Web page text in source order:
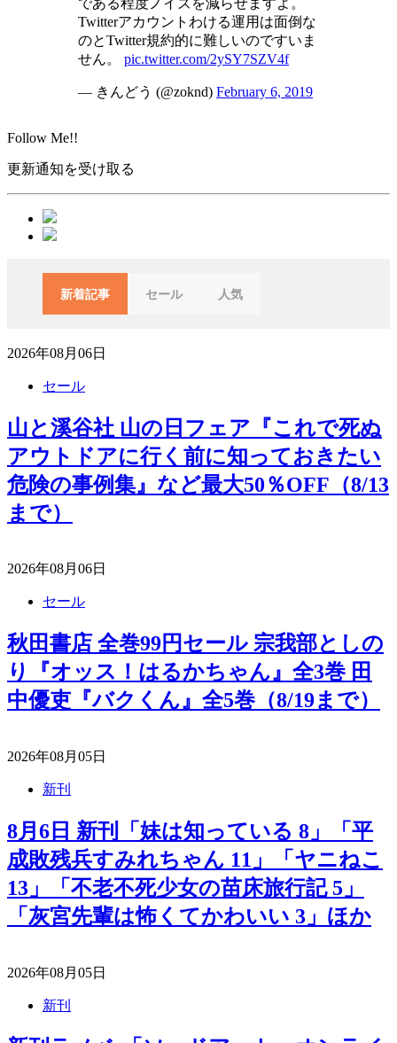
Twitterアカウントわける運用は面倒な
のとTwitter規約的に難しいのですいま
せん。 pic.twitter.com/2ySY7SZV4f
— きんどう (@zoknd) February 6, 2019
Follow Me!!
更新通知を受け取る
新着記事 セール 人気
2026年08月06日
セール
山と溪谷社 山の日フェア『これで死ぬ
アウトドアに行く前に知っておきたい
危険の事例集』など最大50％OFF（8/13
まで）
2026年08月06日
セール
秋田書店 全巻99円セール 宗我部としの
り『オッス！はるかちゃん』全3巻 田
中優吏『バクくん』全5巻（8/19まで）
2026年08月05日
新刊
8月6日 新刊「妹は知っている 8」「平
成敗残兵すみれちゃん 11」「ヤニねこ
13」「不老不死少女の苗床旅行記 5」
「灰宮先輩は怖くてかわいい 3」ほか
2026年08月05日
新刊